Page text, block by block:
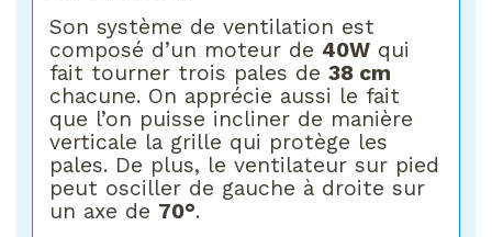
Son système de ventilation est
composé d’un moteur de 40W qui
fait tourner trois pales de38 cm
chacune. On apprécie aussi le fait
que l’on puisse incliner de manière
verticale la grille qui protège les
pales. De plus, le ventilateur sur pied
peut osciller de gauche à droite sur
un axe de 70°.